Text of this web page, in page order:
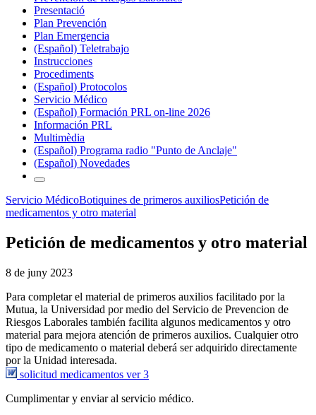
Presentació
Plan Prevención
Plan Emergencia
(Español) Teletrabajo
Instrucciones
Procediments
(Español) Protocolos
Servicio Médico
(Español) Formación PRL on-line 2026
Información PRL
Multimèdia
(Español) Programa radio "Punto de Anclaje"
(Español) Novedades
Servicio MédicoBotiquines de primeros auxiliosPetición de
medicamentos y otro material
Petición de medicamentos y otro material
8 de juny 2023
Para completar el material de primeros auxilios facilitado por la
Mutua, la Universidad por medio del Servicio de Prevencion de
Riesgos Laborales también facilita algunos medicamentos y otro
material para mejora atención de primeros auxilios. Cualquier otro
tipo de medicamento o material deberá ser adquirido directamente
por la Unidad interesada.
solicitud medicamentos ver 3
Cumplimentar y enviar al servicio médico.